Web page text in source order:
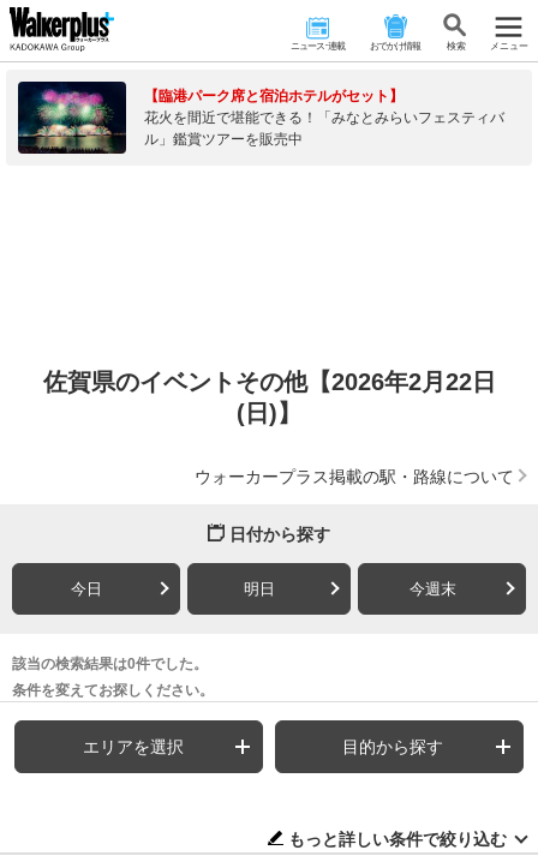
ニュース･連載 おでかけ情報 検 索 メニュー
【臨港パーク席と宿泊ホテルがセット】
花火を間近で堪能できる！「みなとみらいフェスティバ
ル」鑑賞ツアーを販売中
佐賀県のイベントその他【2026年2月22日
(日)】
ウォーカープラス掲載の駅・路線について
日付から探す
今日 明日 今週末
該当の検索結果は0件でした。
条件を変えてお探しください。
エリアを選択 目的から探す
もっと詳しい条件で絞り込む